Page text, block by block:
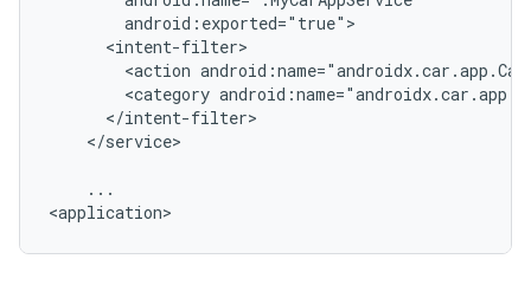
<action
<category
</service>
...